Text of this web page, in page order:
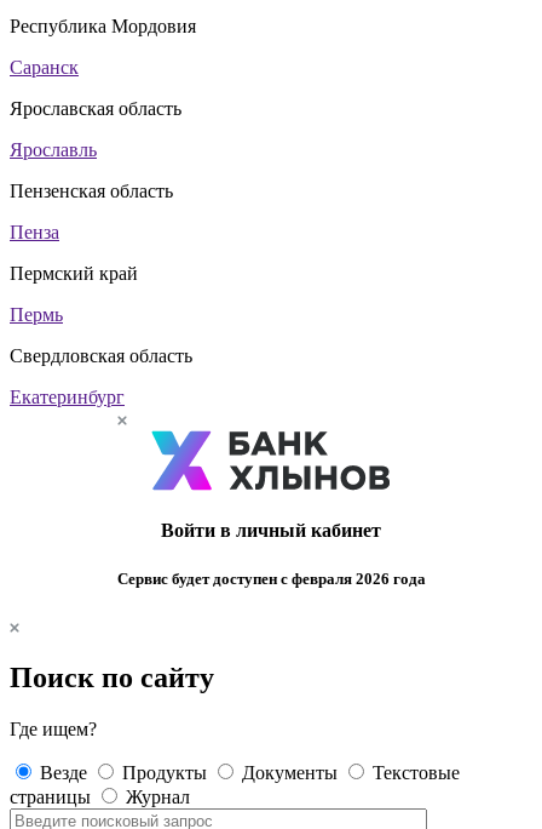
Республика Мордовия
Саранск
Ярославская область
Ярославль
Пензенская область
Пенза
Пермский край
Пермь
Свердловская область
Екатеринбург
Войти в личный кабинет
Сервис будет доступен с февраля 2026 года
Поиск по сайту
Где ищем?
Везде Продукты Документы
Текстовые
страницы
Журнал